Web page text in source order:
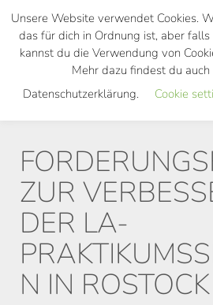
Skip
main
ZUR
DER LA-
N IN ROSTOCK
Unsere Website verwendet Cookies.
das für dich in Ordnung ist, aber
kannst du die Verwendung von
Mehr dazu findest du
Datenschutzerklärung.
Cookie